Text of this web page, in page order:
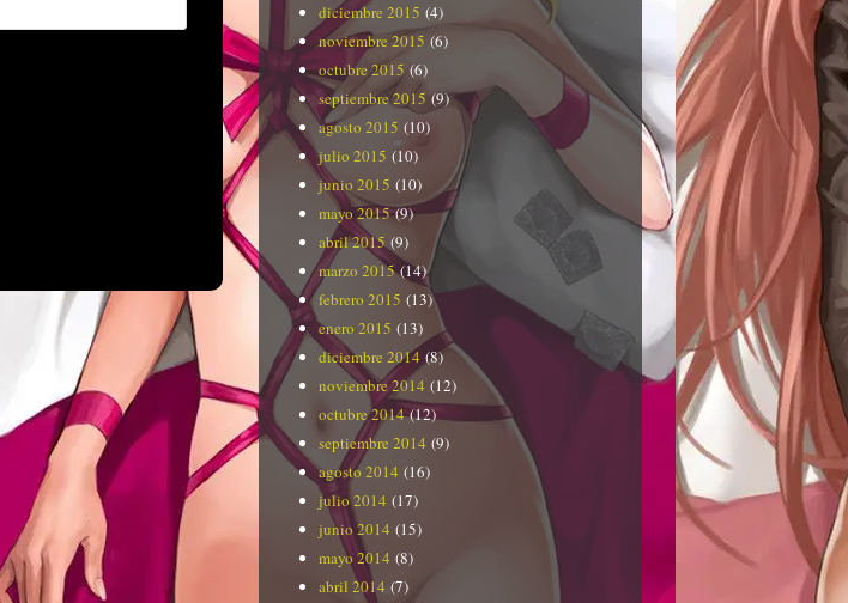
diciembre 2015 (4)
noviembre 2015 (6)
octubre 2015 (6)
septiembre 2015 (9)
agosto 2015 (10)
julio 2015 (10)
junio 2015 (10)
mayo 2015(9)
abril 2015 (9)
marzo 2015(14)
febrero 2015 (13)
enero 2015 (13)
diciembre 2014 (8)
noviembre 2014 (12)
octubre 2014(12)
septiembre 2014 (9)
agosto 2014 (16)
julio 2014 (17)
junio 2014 (15)
mayo 2014 (8)
abril 2014 (7)